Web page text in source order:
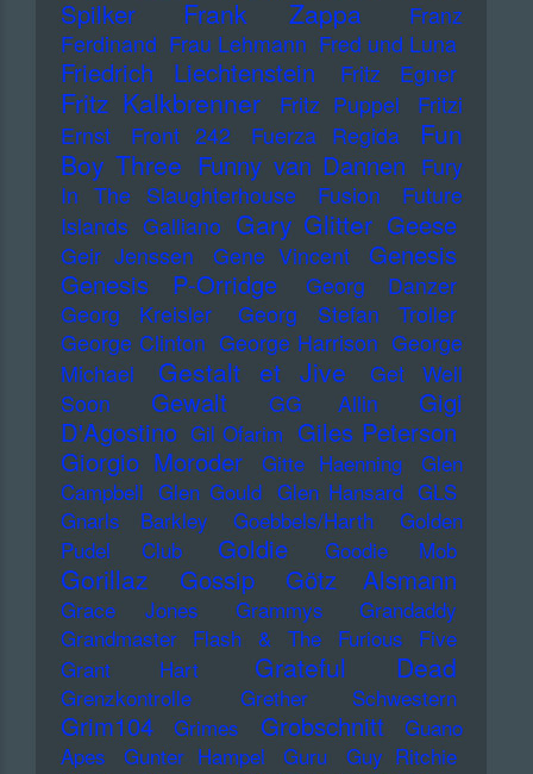
Spilker
Frank Zappa
Franz
Ferdinand Frau Lehmann Fred und Luna
Friedrich Liechtenstein Fritz Egner
Fritz Kalkbrenner Fritz Puppel
Fritzi
Ernst
Front 242 Fuerza Regida
Fun
Boy Three Funny van Dannen Fury
In The Slaughterhouse
Fusion
Future
Islands Galliano Gary Glitter Geese
Geir Jenssen Gene Vincent
Genesis
Genesis P-Orridge
Georg Danzer
Georg Kreisler
Georg Stefan Troller
George Clinton George Harrison George
Michael
Gestalt et Jive
Get Well
Soon
Gewalt GG Allin
Gigi
D'Agostino Gil Ofarim Giles Peterson
Giorgio Moroder
Gitte Haenning
Glen
Campbell Glen Gould Glen Hansard GLS
Gnarls Barkley
Goebbels/Harth
Golden
Pudel Club
Goldie Goodie Mob
Gorillaz Gossip Götz Alsmann
Grace Jones Grammys
Grandaddy
Grandmaster Flash & The Furious Five
Grant Hart
Grateful Dead
Grenzkontrolle Grether Schwestern
Grim104 Grimes Grobschnitt
Guano
Apes
Gunter Hampel Guru
Guy Ritchie